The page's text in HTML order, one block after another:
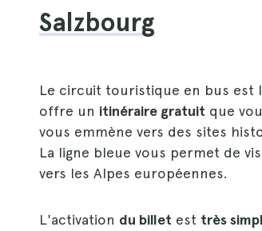
Salzbourg
Le circuit touristique en bus est
offre un itinéraire gratuit que
vous emmène vers des sites
La ligne bleue vous permet de
vers les Alpes européennes.
L'activation du billet est très